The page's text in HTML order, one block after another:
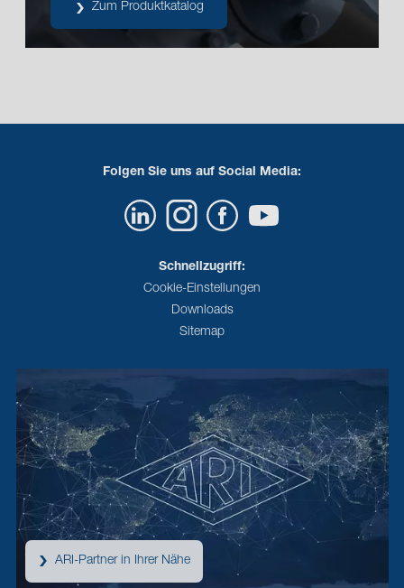
Zum Produktkatalog
Folgen Sie uns auf Social Media:
Schnellzugriff:
Cookie-Einstellungen
Downloads
Sitemap
ARI-Partner in Ihrer Nähe